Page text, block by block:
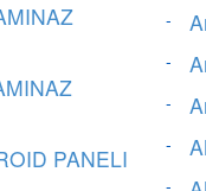
PANELI